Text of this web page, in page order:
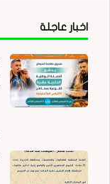
اخبار عاجلة